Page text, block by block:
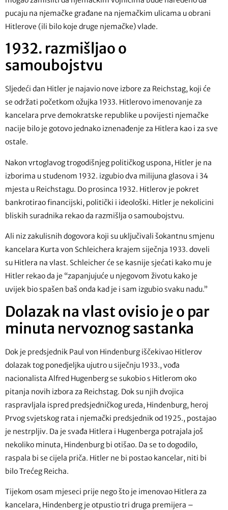
pucaju na njemačke građane na njemačkim ulicama u obrani
Hitlerove (ili bilo koje druge njemačke) vlade.
1932. razmišljao o
samoubojstvu
Sljedeći dan Hitler je najavio nove izbore za Reichstag, koji će
se održati početkom ožujka 1933. Hitlerovo imenovanje za
kancelara prve demokratske republike u povijesti njemačke
nacije bilo je gotovo jednako iznenađenje za Hitlera kao i za sve
ostale.
Nakon vrtoglavog trogodišnjeg političkog uspona, Hitler je na
izborima u studenom 1932. izgubio dva milijuna glasova i 34
mjesta u Reichstagu. Do prosinca 1932. Hitlerov je pokret
bankrotirao financijski, politički i ideološki. Hitler je nekolicini
bliskih suradnika rekao da razmišlja o samoubojstvu.
Ali niz zakulisnih dogovora koji su uključivali šokantnu smjenu
kancelara Kurta von Schleichera krajem siječnja 1933. doveli
su Hitlera na vlast. Schleicher će se kasnije sjećati kako mu je
Hitler rekao da je “zapanjujuće u njegovom životu kako je
uvijek bio spašen baš onda kad je i sam izgubio svaku nadu.”
Dolazak na vlast ovisio je o par
minuta nervoznog sastanka
Dok je predsjednik Paul von Hindenburg iščekivao Hitlerov
dolazak tog ponedjeljka ujutro u siječnju 1933., vođa
nacionalista Alfred Hugenberg se sukobio s Hitlerom oko
pitanja novih izbora za Reichstag. Dok su njih dvojica
raspravljala ispred predsjedničkog ureda, Hindenburg, heroj
Prvog svjetskog rata i njemački predsjednik od 1925., postajao
je nestrpljiv. Da je svađa Hitlera i Hugenberga potrajala još
nekoliko minuta, Hindenburg bi otišao. Da se to dogodilo,
raspala bi se cijela priča. Hitler ne bi postao kancelar, niti bi
bilo Trećeg Reicha.
Tijekom osam mjeseci prije nego što je imenovao Hitlera za
kancelara, Hindenberg je otpustio tri druga premijera –